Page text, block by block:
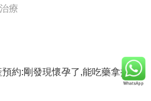
療
約:剛發現懷孕了,能吃藥拿掉孩